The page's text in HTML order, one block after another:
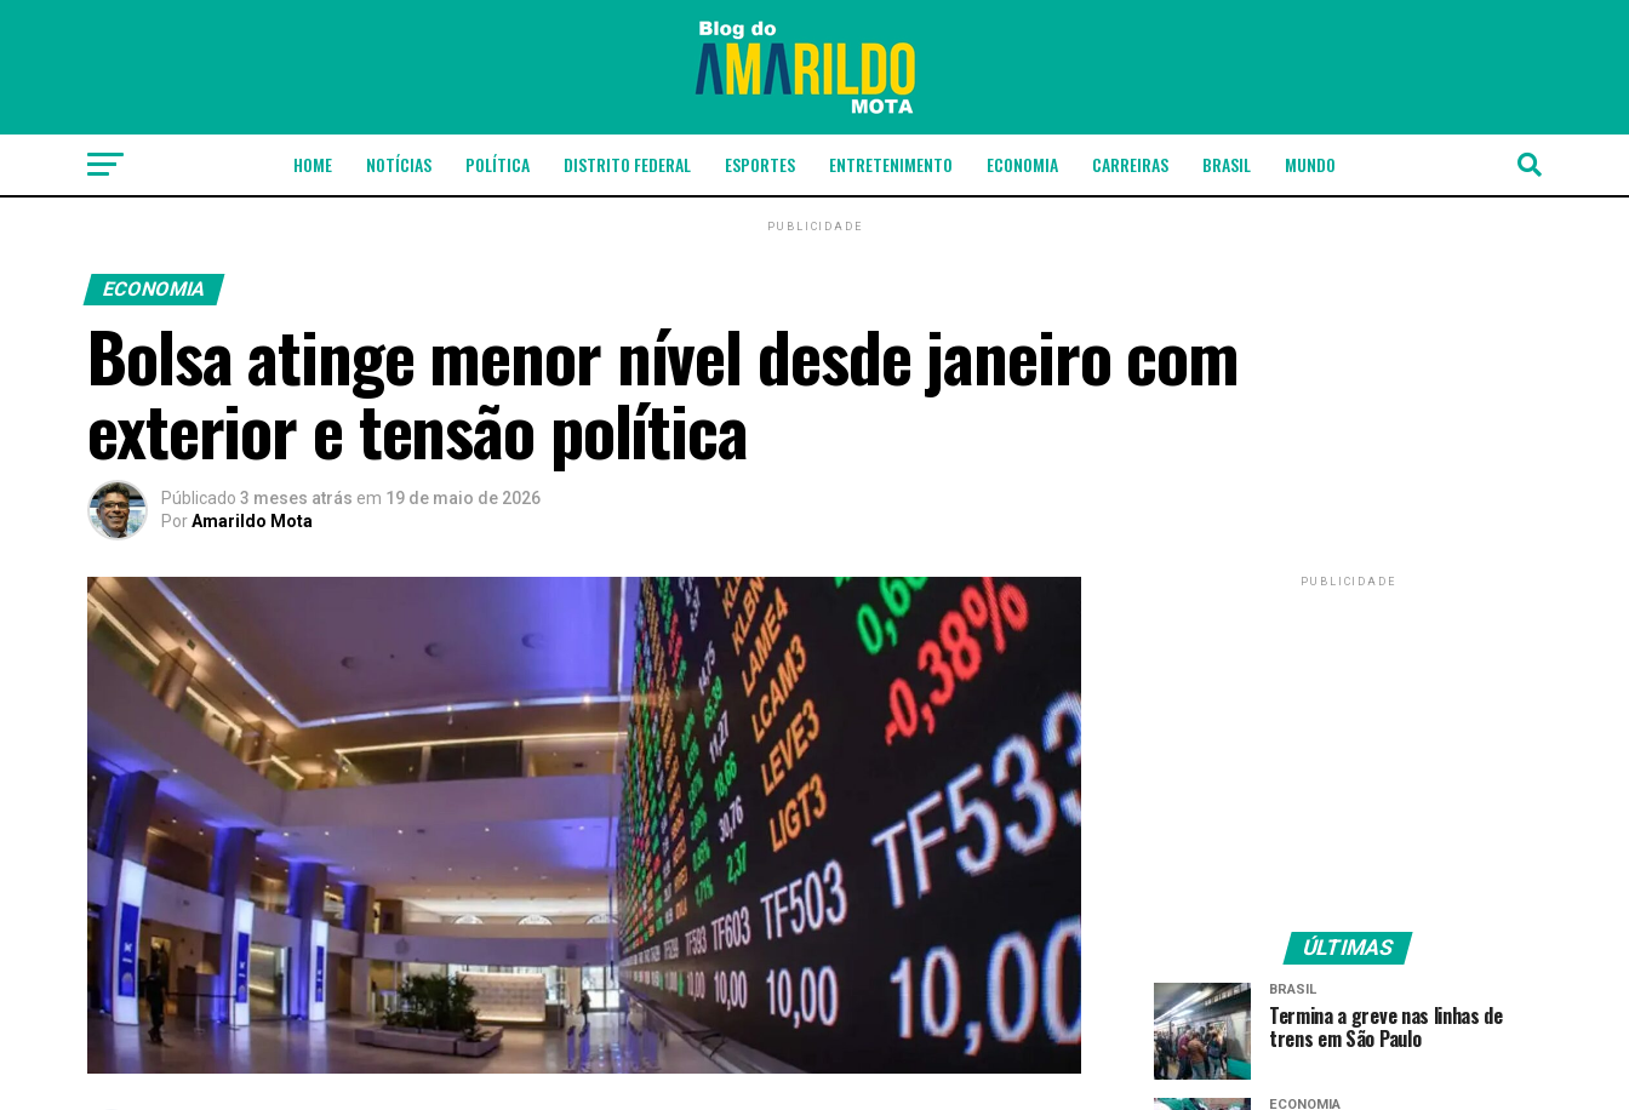
HOME NOTÍCIAS POLÍTICA DISTRITO FEDERAL ESPORTES ENTRETENIMENTO ECONOMIA CARREIRAS BRASIL MUNDO
PUBLICIDADE
ECONOMIA
Bolsa atinge menor nível desde janeiro com
exterior e tensão política
Públicado 3 meses atrás em 19 de maio de 2026
PorAmarildo Mota
PUBLICIDADE
ÚLTIMAS
BRASIL
Termina a greve nas linhas de
trens em São Paulo
ECONOMIA